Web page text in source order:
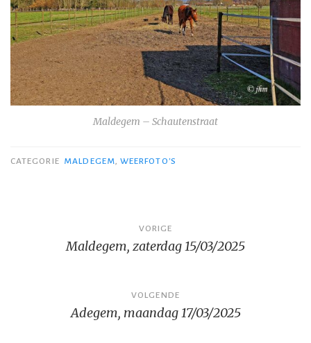
Maldegem – Schautenstraat
CATEGORIE MALDEGEM, WEERFOTO'S
navigatie
VORIGE
Maldegem, zaterdag 15/03/2025
VOLGENDE
Adegem, maandag 17/03/2025